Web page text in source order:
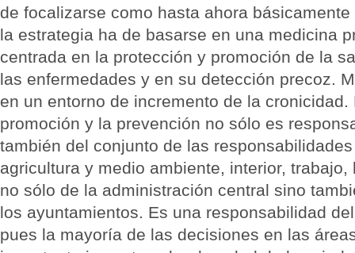
de focalizarse como hasta ahora
la estrategia ha de basarse en una medicina
centrada en la protección y promoción de la
las enfermedades y en su detección precoz.
en un entorno de incremento de la
promoción y la prevención no sólo es
también del conjunto de las
agricultura y medio ambiente, interior,
no sólo de la administración central sino
los ayuntamientos. Es una responsabilidad
pues la mayoría de las decisiones en las